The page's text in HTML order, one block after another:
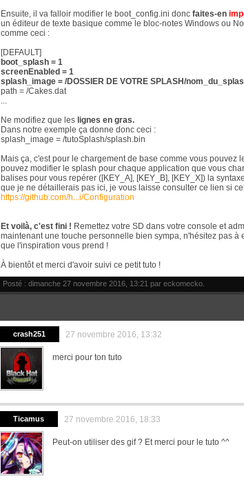
Ensuite, il va falloir modifier le boot_config.ini donc faites-en
un éditeur de texte basique comme le bloc-notes Windows ou
comme ceci :
[DEFAULT]
boot_splash = 1
screenEnabled = 1
splash_image = /DOSSIER DE VOTRE SPLASH/
path = /Cakes.dat
...
Ne modifiez que les lignes en gras.
Dans notre exemple ça donne donc ceci :
splash_image = /tutoSplash/splash.bin
Mais ça, c'est pour le chargement de base comme vous pouvez
pouvez modifier le splash pour chaque application que vous
balises pour vous repérer ([KEY_A], [KEY_B], [KEY_X]) la
que je ne détaillerais pas ici, je vous laisse consulter ce lien si
https://github.com/h...i/Configuration
Et voilà, c'est fini ! Remettez votre SD dans votre console et
maintenant une touche personnelle bien sympa, n'hésitez pas
que l'inspiration vous prend !
À bientôt et merci d'avoir suivi ce petit tuto !
Posté : dimanche 27 novembre 2016, 13:21 par eckomecko
crash251 27 novembre 2016, 13:32
merci pour ton tuto
Ticamus 27 novembre 2016, 18:33
Peut-on utiliser des gif ? Et merci pour le tuto ^^